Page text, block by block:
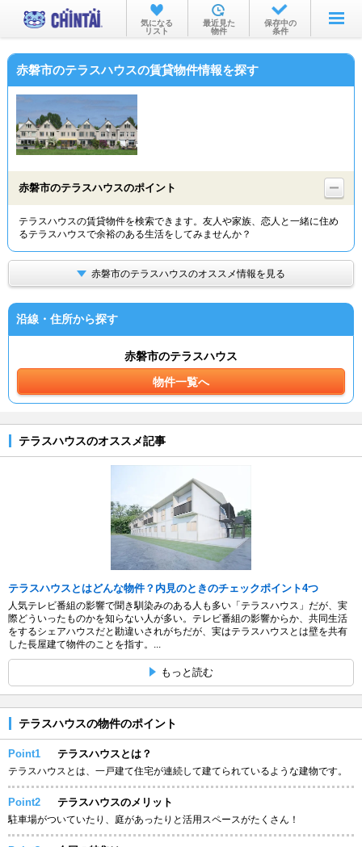
お部屋を探す
沿線・駅から
物件特集から
TOP
気になる
リスト
最近見た
物件
保存中の
条件
赤磐市のテラスハウスの賃貸物件情報を探す
赤磐市のテラスハウスのポイント
テラスハウスの賃貸物件を検索できます。友人や家族、恋人と一緒に住め
るテラスハウスで余裕のある生活をしてみませんか？
赤磐市のテラスハウスのオススメ情報を見る
沿線・住所から探す
赤磐市のテラスハウス
物件一覧へ
テラスハウスのオススメ記事
テラスハウスとはどんな物件？内見のときのチェックポイント4つ
人気テレビ番組の影響で聞き馴染みのある人も多い「テラスハウス」だが、実
際どういったものかを知らない人が多い。テレビ番組の影響からか、共同生活
をするシェアハウスだと勘違いされがちだが、実はテラスハウスとは壁を共有
した長屋建て物件のことを指す。...
もっと読む
テラスハウスの物件のポイント
Point1 テラスハウスとは？
テラスハウスとは、一戸建て住宅が連続して建てられているような建物です。
Point2 テラスハウスのメリット
駐車場がついていたり、庭があったりと活用スペースがたくさん！